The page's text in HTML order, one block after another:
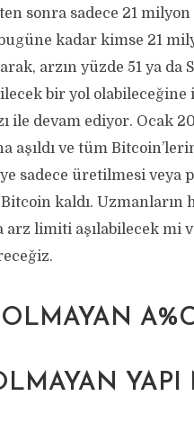
sonra sadece 21
kadar kimse 21
arzın yüzde 51 ya da
bir yol
ile devam ediyor. Ocak
aşıldı ve tüm
sadece üretilmesi veya
kaldı. Uzmanların
arz limiti aşılabilecek mi
YAPI